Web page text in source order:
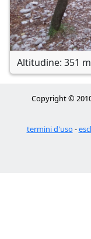
Altitudine: 351 m
Copyright ©
termini d'uso -